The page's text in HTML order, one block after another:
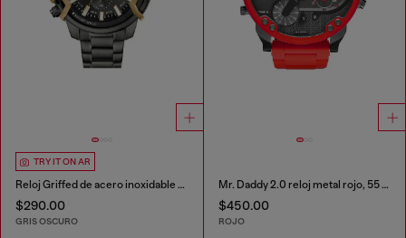
TRY IT ON AR
Reloj Griffed de acero inoxidable en dos tonos
$290.00
GRIS OSCURO
Mr. Daddy 2.0 reloj metal rojo, 55 mm
$450.00
ROJO